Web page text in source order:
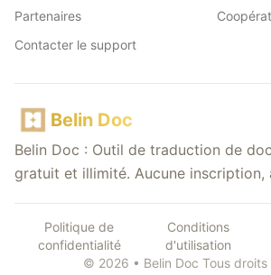
Partenaires
Contacter le support
Belin Doc
Belin Doc : Outil de traduction de
gratuit et illimité. Aucune inscription,
Politique de
confidentialité
Conditions
d'utilisation
© 2026 • Belin Doc Tous droits